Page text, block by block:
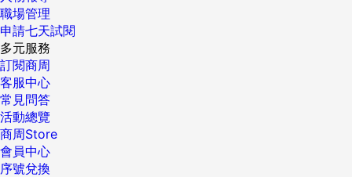
職場管理
申請七天試閱
多元服務
訂閱商周
客服中心
常見問答
活動總覽
商周Store
會員中心
序號兌換